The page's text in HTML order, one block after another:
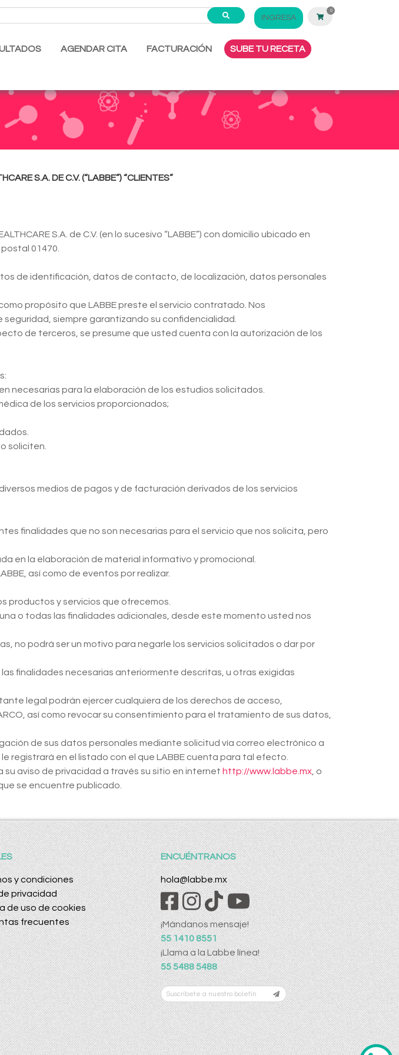
INGRESA
0
AGENDAR CITA FACTURACIÓN SUBE TU RECETA
S.A. DE C.V. (“LABBE”)“CLIENTES”
S.A. de C.V. (en lo sucesivo “LABBE”) con domicilio ubicado en
01470.
de identificación, datos de contacto, de localización, datos personales
propósito que LABBE preste el servicio contratado. Nos
siempre garantizando su confidencialidad.
de terceros, se presume que usted cuenta con la autorización de los
necesarias para la elaboración de los estudios solicitados.
de los servicios proporcionados;
soliciten.
medios de pagos y de facturación derivados de los servicios
finalidades que no son necesarias para el servicio que nos solicita, pero
en la elaboración de material informativo y promocional.
así como de eventos por realizar.
productos y servicios que ofrecemos.
o todas las finalidades adicionales, desde este momento usted nos
no podrá ser un motivo para negarle los servicios solicitados o dar por
finalidades necesarias anteriormente descritas, u otras exigidas
legal podrán ejercer cualquiera de los derechos de acceso,
así como revocar su consentimiento para el tratamiento de sus datos,
de sus datos personales mediante solicitud vía correo electrónico a
registrará en el listado con el que LABBE cuenta para tal efecto.
su aviso de privacidad a través su sitio en internet http://www.labbe.mx, o
se encuentre publicado.
y condiciones
privacidad
de uso de cookies
frecuentes
ENCUÉNTRANOS
hola@labbe.mx
¡Mándanos mensaje!
55 1410 8551
¡Llama a la Labbe línea!
55 5488 5488